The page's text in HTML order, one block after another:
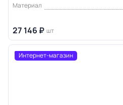
Материал
27 146 ₽ шт
Интернет-магазин